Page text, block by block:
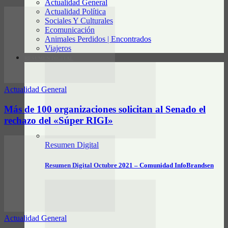
Actualidad General
Actualidad Política
Sociales Y Culturales
Ecomunicación
Animales Perdidos | Encontrados
Viajeros
Resumen Digital
Resumen Digital Octubre 2021 – Comunidad InfoBrandsen
Actualidad General
Más de 100 organizaciones solicitan al Senado el
rechazo del «Súper RIGI»
Actualidad General